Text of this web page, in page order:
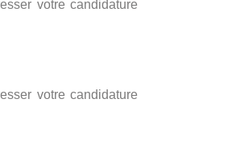
votre candidature
votre candidature